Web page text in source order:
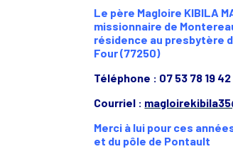
Le père Magloire KIBILA
missionnaire de
résidence au presbytère
Four (77250)
Téléphone : 07 53 78 19 42
Courriel :
Merci à lui pour ces
et du pôle de Pontault